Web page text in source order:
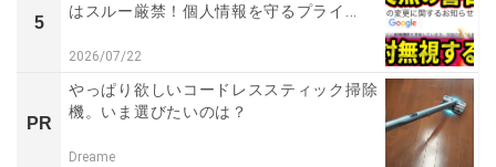
5
はスルー厳禁！個人情報を守るプライ...
2026/07/22
PR
やっぱり欲しいコードレススティック掃除
機。いま選びたいのは？
Dreame